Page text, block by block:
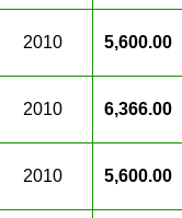
2010 5,600.00
2010 6,366.00
2010 5,600.00